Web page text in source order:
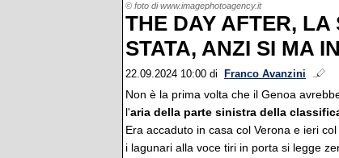
© foto di www.imagephotoagency.it
THE DAY AFTER, LA
STATA, ANZI SI MA
22.09.2024 10:00 di Franco Avanzini
Non è la prima volta che il Genoa
l'aria della parte sinistra della
Era accaduto in casa col Verona e ieri
i lagunari alla voce tiri in porta si legge